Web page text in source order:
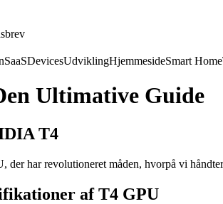
SaaSDevicesUdviklingHjemmesideSmart Home
Ultimative Guide
T4
har revolutioneret måden, hvorpå vi
af T4 GPU